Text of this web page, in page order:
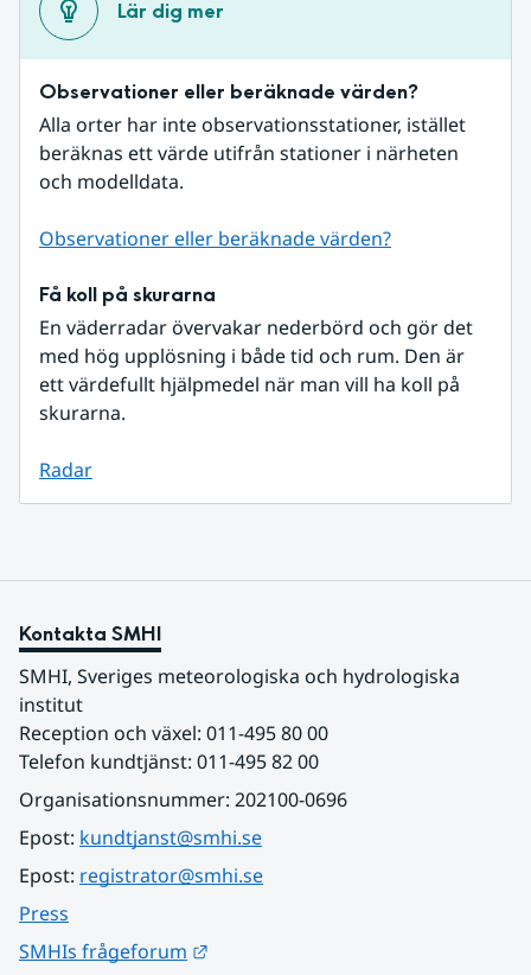
Lär dig mer
Observationer eller beräknade värden?
Alla orter har inte observationsstationer, istället
beräknas ett värde utifrån stationer i närheten
och modelldata.
Observationer eller beräknade värden?
Få koll på skurarna
En väderradar övervakar nederbörd och gör det
med hög upplösning i både tid och rum. Den är
ett värdefullt hjälpmedel när man vill ha koll på
skurarna.
Radar
Kontakta SMHI
SMHI, Sveriges meteorologiska och hydrologiska
institut
Reception och växel: 011-495 80 00
Telefon kundtjänst: 011-495 82 00
Organisationsnummer: 202100-0696
Epost: kundtjanst@smhi.se
Epost: registrator@smhi.se
Press
SMHIs frågeforum